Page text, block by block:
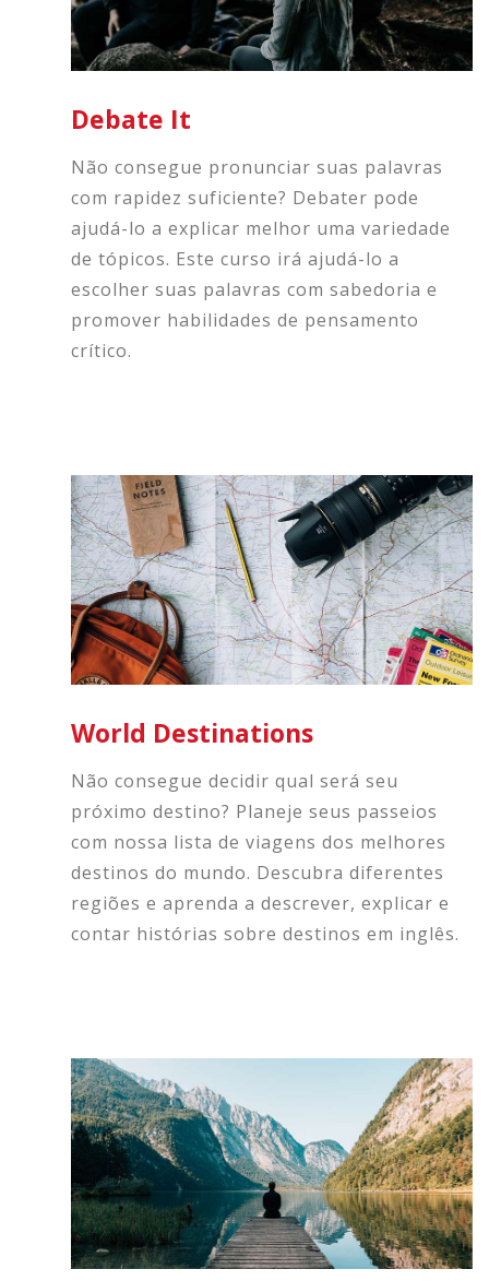
Debate It
Não consegue pronunciar suas palavras
com rapidez suficiente? Debater pode
ajudá-lo a explicar melhor uma variedade
de tópicos. Este curso irá ajudá-lo a
escolher suas palavras com sabedoria e
promover habilidades de pensamento
crítico.
World Destinations
Não consegue decidir qual será seu
próximo destino? Planeje seus passeios
com nossa lista de viagens dos melhores
destinos do mundo. Descubra diferentes
regiões e aprenda a descrever, explicar e
contar histórias sobre destinos em inglês.